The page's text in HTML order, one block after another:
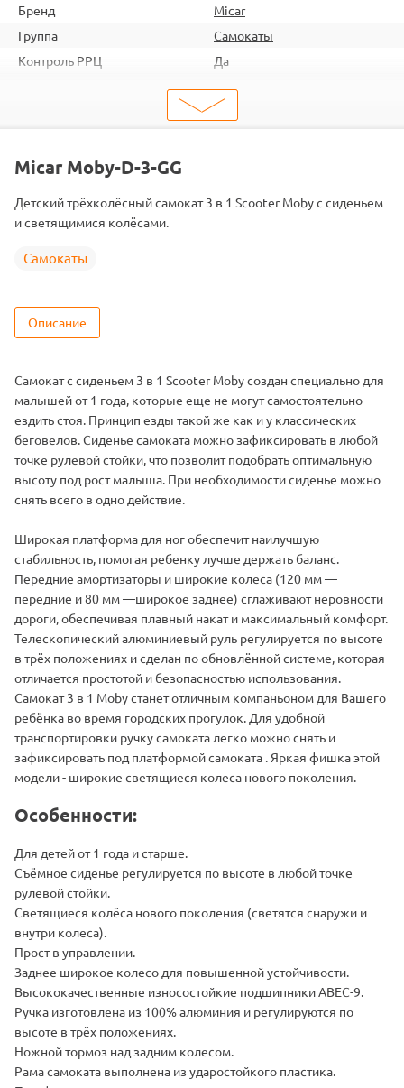
Бренд
Micar
Группа
Самокаты
Контроль РРЦ
Да
4
19.5
ШтрихКод
Вид
3-х колесные
Micar Moby-D-3-GG
Детский трёхколёсный самокат 3 в 1 Scooter Moby с сиденьем
и светящимися колёсами.
Самокаты
Описание
Самокат с сиденьем 3 в 1 Scooter Moby создан специально для
малышей от 1 года, которые еще не могут самостоятельно
ездить стоя. Принцип езды такой же как и у классических
беговелов. Сиденье самоката можно зафиксировать в любой
точке рулевой стойки, что позволит подобрать оптимальную
высоту под рост малыша. При необходимости сиденье можно
снять всего в одно действие.
Широкая платформа для ног обеспечит наилучшую
стабильность, помогая ребенку лучше держать баланс.
Передние амортизаторы и широкие колеса (120 мм —
передние и 80 мм —широкое заднее) сглаживают неровности
дороги, обеспечивая плавный накат и максимальный комфорт.
Телескопический алюминиевый руль регулируется по высоте
в трёх положениях и сделан по обновлённой системе, которая
отличается простотой и безопасностью использования.
Самокат 3 в 1 Moby станет отличным компаньоном для Вашего
ребёнка во время городских прогулок. Для удобной
транспортировки ручку самоката легко можно снять и
зафиксировать под платформой самоката . Яркая фишка этой
модели - широкие светящиеся колеса нового поколения.
Особенности:
Для детей от 1 года и старше.
Съёмное сиденье регулируется по высоте в любой точке
рулевой стойки.
Светящиеся колёса нового поколения (светятся снаружи и
внутри колеса).
Прост в управлении.
Заднее широкое колесо для повышенной устойчивости.
Высококачественные износостойкие подшипники ABEC-9.
Ручка изготовлена из 100% алюминия и регулируются по
высоте в трёх положениях.
Ножной тормоз над задним колесом.
Рама самоката выполнена из ударостойкого пластика.